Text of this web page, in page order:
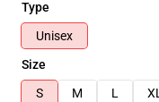
Type
Unisex
Size
S
M L XL